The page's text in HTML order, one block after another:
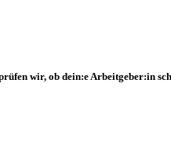
wir, ob dein:e Arbeitgeber:in